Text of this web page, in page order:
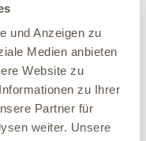
und Anzeigen zu
Medien anbieten
Website zu
zu Ihrer
Partner für
weiter. Unsere